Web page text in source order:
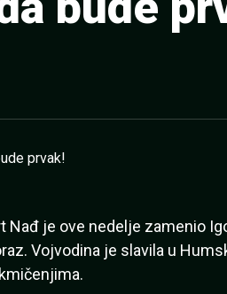
je ove nedelje zamenio
Vojvodina je slavila u